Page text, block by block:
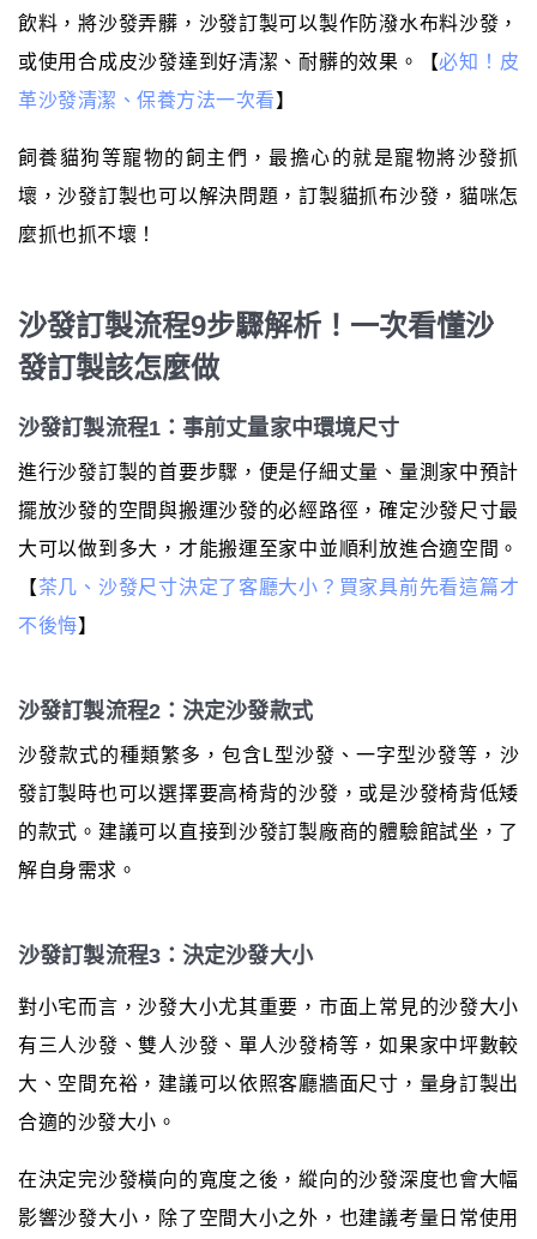
飲料，將沙發弄髒，沙發訂製可以製作防潑水布料沙發，
或使用合成皮沙發達到好清潔、耐髒的效果。【必知！皮
革沙發清潔、保養方法一次看】
飼養貓狗等寵物的飼主們，最擔心的就是寵物將沙發抓
壞，沙發訂製也可以解決問題，訂製貓抓布沙發，貓咪怎
麼抓也抓不壞！
沙發訂製流程9步驟解析！一次看懂沙
發訂製該怎麼做
沙發訂製流程1：事前丈量家中環境尺寸
進行沙發訂製的首要步驟，便是仔細丈量、量測家中預計
擺放沙發的空間與搬運沙發的必經路徑，確定沙發尺寸最
大可以做到多大，才能搬運至家中並順利放進合適空間。
【茶几、沙發尺寸決定了客廳大小？買家具前先看這篇才
不後悔】
沙發訂製流程2：決定沙發款式
沙發款式的種類繁多，包含L型沙發、一字型沙發等，沙
發訂製時也可以選擇要高椅背的沙發，或是沙發椅背低矮
的款式。建議可以直接到沙發訂製廠商的體驗館試坐，了
解自身需求。
沙發訂製流程3：決定沙發大小
對小宅而言，沙發大小尤其重要，市面上常見的沙發大小
有三人沙發、雙人沙發、單人沙發椅等，如果家中坪數較
大、空間充裕，建議可以依照客廳牆面尺寸，量身訂製出
合適的沙發大小。
在決定完沙發橫向的寬度之後，縱向的沙發深度也會大幅
影響沙發大小，除了空間大小之外，也建議考量日常使用